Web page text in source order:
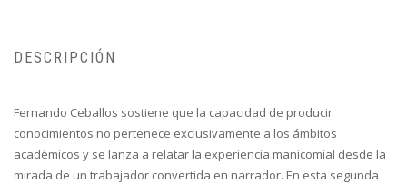
DESCRIPCIÓN
Fernando Ceballos sostiene que la capacidad de producir
conocimientos no pertenece exclusivamente a los ámbitos
académicos y se lanza a relatar la experiencia manicomial desde la
mirada de un trabajador convertida en narrador. En esta segunda